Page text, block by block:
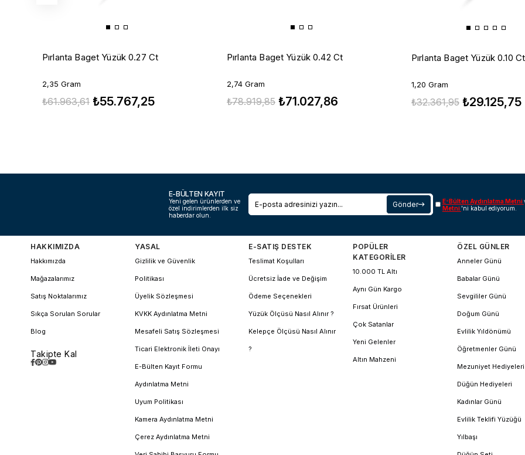
Pırlanta Baget Yüzük 0.27 Ct
2,35 Gram
₺55.767,25
₺61.963,61
Pırlanta Baget Yüzük 0.42 Ct
2,74 Gram
₺71.027,86
₺78.919,85
Pırlanta Baget Yüzük 0.10 Ct
1,20 Gram
₺29.125,75
₺32.361,95
E-BÜLTEN KAYIT
Yeni gelen ürünlerden ve
özel indirimlerden ilk siz
haberdar olun.
Gönder E-Bülten Aydınlatma Metni
Metni 'ni kabul ediyorum.
HAKKIMIZDA
Hakkımızda
Mağazalarımız
Satış Noktalarımız
Sıkça Sorulan Sorular
Blog
Takipte Kal
YASAL
Gizlilik ve Güvenlik
Politikası
Üyelik Sözleşmesi
KVKK Aydınlatma Metni
Mesafeli Satış Sözleşmesi
Ticari Elektronik İleti Onayı
E-Bülten Kayıt Formu
Aydınlatma Metni
Uyum Politikası
Kamera Aydınlatma Metni
Çerez Aydınlatma Metni
E-SATIŞ DESTEK
Teslimat Koşulları
Ücretsiz İade ve Değişim
Ödeme Seçenekleri
Yüzük Ölçüsü Nasıl Alınır ?
Kelepçe Ölçüsü Nasıl Alınır
?
POPÜLER
KATEGORİLER
10.000 TL Altı
Aynı Gün Kargo
Fırsat Ürünleri
Çok Satanlar
Yeni Gelenler
Altın Mahzeni
ÖZEL GÜNLER
Anneler Günü
Babalar Günü
Sevgililer Günü
Doğum Günü
Evlilik Yıldönümü
Öğretmenler Günü
Mezuniyet Hediyeleri
Düğün Hediyeleri
Kadınlar Günü
Evlilik Teklifi Yüzüğü
Yılbaşı